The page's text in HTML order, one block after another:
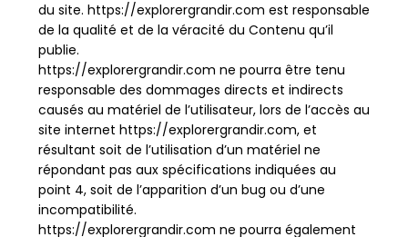
du site. https://explorergrandir.com est responsable
de la qualité et de la véracité du Contenu qu’il
publie.
https://explorergrandir.com ne pourra être tenu
responsable des dommages directs et indirects
causés au matériel de l’utilisateur, lors de l’accès au
site internet https://explorergrandir.com, et
résultant soit de l’utilisation d’un matériel ne
répondant pas aux spécifications indiquées au
point 4, soit de l’apparition d’un bug ou d’une
incompatibilité.
https://explorergrandir.com ne pourra également